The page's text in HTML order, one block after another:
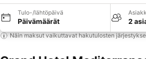
Tulo-/lähtöpäivä
Päivämäärät 2
Näin maksut vaikuttavat hakutulosten